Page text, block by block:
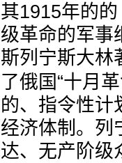
其1915年的
级革命的军事
斯列宁斯大林
了俄国“十月
的、指令性计
经济体制。列
达、无产阶级